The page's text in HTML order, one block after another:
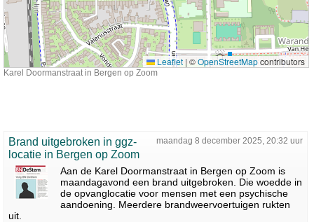
Leaflet | ©OpenStreetMapcontributors
Karel Doormanstraat in Bergen op Zoom
maandag 8 december 2025, 20:32 uur
Brand uitgebroken in ggz-
locatie in Bergen op Zoom
Aan de Karel Doormanstraat in Bergen op Zoom is
maandagavond een brand uitgebroken. Die woedde in
de opvanglocatie voor mensen met een psychische
aandoening. Meerdere brandweervoertuigen rukten
uit.